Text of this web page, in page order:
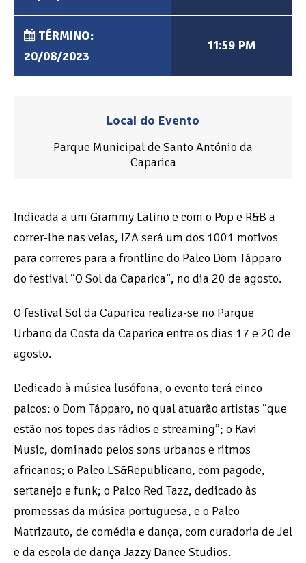
TÉRMINO:
20/08/2023
11:59 PM
Local do Evento
Parque Municipal de Santo António da
Caparica
Indicada a um Grammy Latino e com o Pop e R&B a
correr-lhe nas veias, IZA será um dos 1001 motivos
para correres para a frontline do Palco Dom Tápparo
do festival “O Sol da Caparica”, no dia 20 de agosto.
O festival Sol da Caparica realiza-se no Parque
Urbano da Costa da Caparica entre os dias 17 e 20 de
agosto.
Dedicado à música lusófona, o evento terá cinco
palcos: o Dom Tápparo, no qual atuarão artistas “que
estão nos topes das rádios e streaming”; o Kavi
Music, dominado pelos sons urbanos e ritmos
africanos; o Palco LS&Republicano, com pagode,
sertanejo e funk; o Palco Red Tazz, dedicado às
promessas da música portuguesa, e o Palco
Matrizauto, de comédia e dança, com curadoria de Jel
e da escola de dança Jazzy Dance Studios.